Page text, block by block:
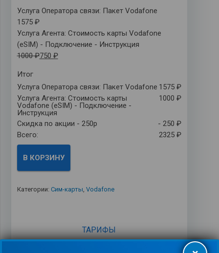
Реюньон, Румыния, Сан-Марино, Сен-Мартен,
Словакия, Словения, США, Турция, Финляндия,
Франция, Французская Гвиана, Хорватия, Чехия,
Швеция, Швейцария, Эстония
Услуга Оператора связи: Пакет Vodafone
1575 ₽
Услуга Агента: Стоимость карты Vodafone
(eSIM) - Подключение - Инструкция
1000 ₽750 ₽
Итог
Услуга Оператора связи: Пакет Vodafone 1575 ₽
Услуга Агента: Стоимость карты
Vodafone (eSIM) - Подключение -
Инструкция
1000 ₽
Скидка по акции - 250р
- 250 ₽
Всего:
2325 ₽
В КОРЗИНУ
Категории: Сим-карты Vodafone
ТАРИФЫ